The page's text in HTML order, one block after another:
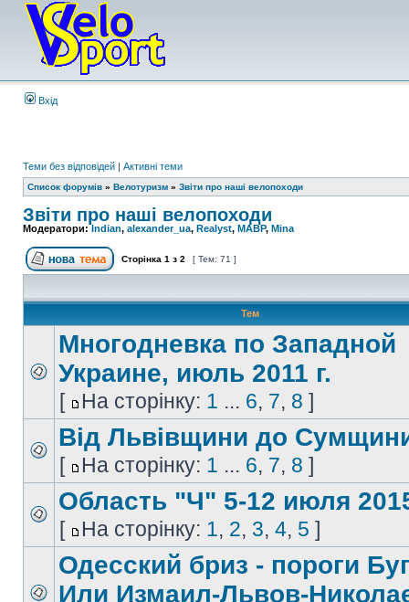
Вхід
Теми без відповідей | Активні теми
Список форумів » Велотуризм » Звіти про наші велопоходи
Звіти про наші велопоходи
Модератори:Indian, alexander_ua, Realyst, MABP, Mina
Сторінка 1 з 2 [ Тем: 71 ]
Тем
Многодневка по Западной
Украине, июль 2011 г.
[ На сторінку: 1 ... 6, 7, 8 ]
Від Львівщини до
[ На сторінку: 1 ... 6, 7, 8 ]
Область "Ч" 5-12 июля
[ На сторінку: 1, 2, 3, 4, 5 ]
Одесский бриз - пороги
Или Измаил-Львов-